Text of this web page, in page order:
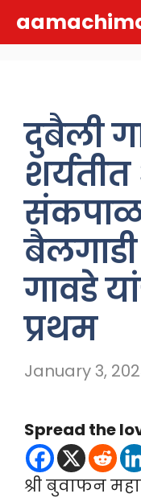
दुबैली
संकपाळ
गावडे
प्रथम
January 3,
Spread the
श्री बुवाफन